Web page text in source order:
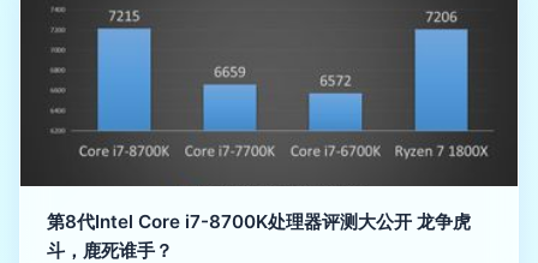
第8代Intel Core i7-8700K处理器评测大公开 龙争虎
斗，鹿死谁手？